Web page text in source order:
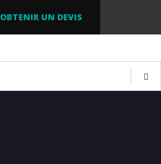
OBTENIR UN DEVIS